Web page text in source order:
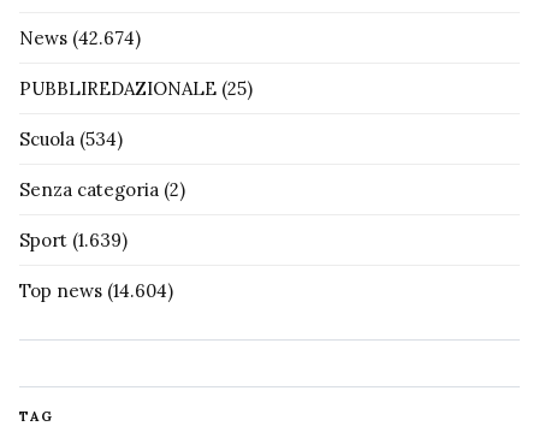
News (42.674)
PUBBLIREDAZIONALE (25)
Scuola (534)
Senza categoria (2)
Sport (1.639)
Top news (14.604)
TAG